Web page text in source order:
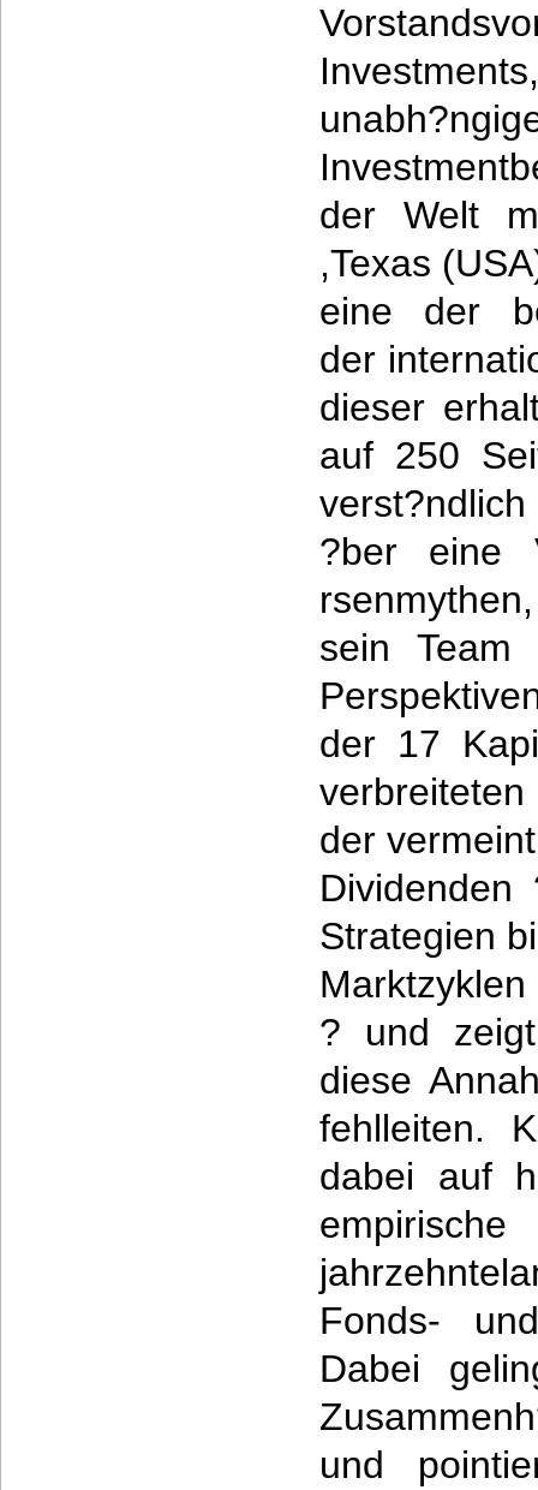
der Welt
,Texas
eine der
der
dieser
auf 250
?ber eine
sein Team
der 17
der
Dividenden
Strategien
? und
diese
fehlleiten.
dabei auf
Fonds-
Dabei
und